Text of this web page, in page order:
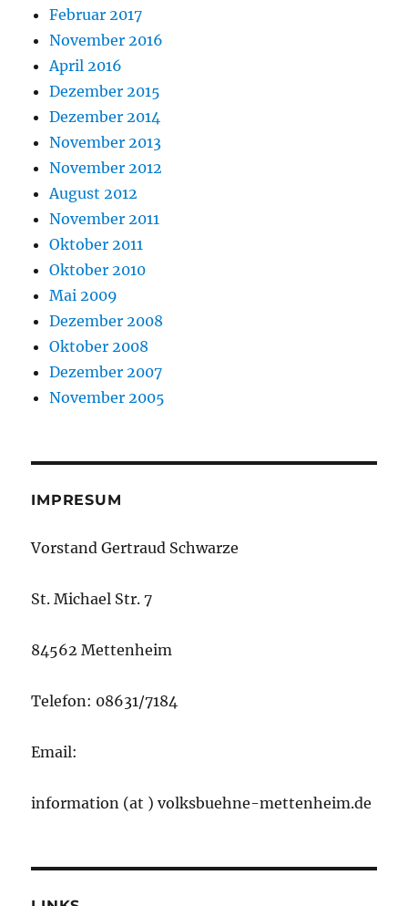
Februar 2017
November 2016
April 2016
Dezember 2015
Dezember 2014
November 2013
November 2012
August 2012
November 2011
Oktober 2011
Oktober 2010
Mai 2009
Dezember 2008
Oktober 2008
Dezember 2007
November 2005
IMPRESUM
Vorstand Gertraud Schwarze
St. Michael Str. 7
84562 Mettenheim
Telefon: 08631/7184
Email:
information (at ) volksbuehne-mettenheim.de